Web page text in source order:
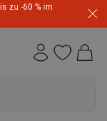
zu -60 % im